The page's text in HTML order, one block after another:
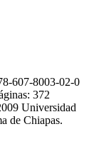
607-8003-02-0
372
Universidad
de Chiapas.